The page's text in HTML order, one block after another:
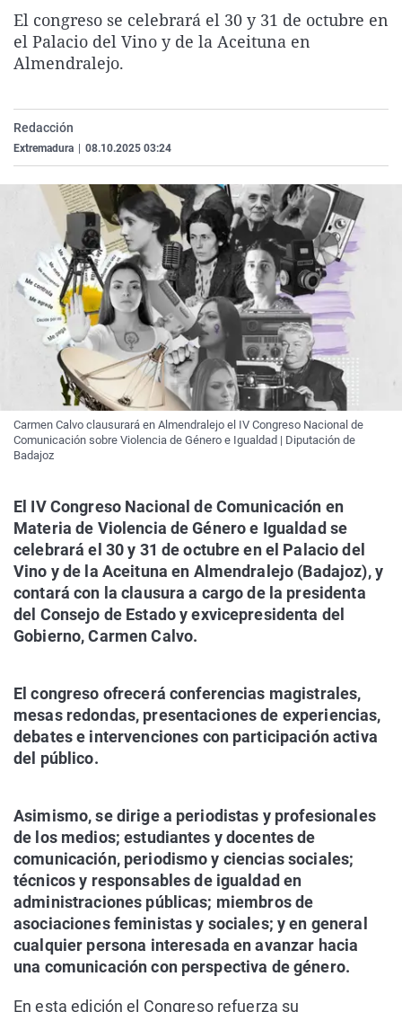
La rosa de los vientos
Gente viajera
Caso
Retornados
Operación Viuda
Extremadura
Galicia
Navarra
Virales
Televisión
El congreso se celebrará el 30 y 31 de octubre en
el Palacio del Vino y de la Aceituna en
Almendralejo.
Redacción
Extremadura 08.10.2025 03:24
Carmen Calvo clausurará en Almendralejo el IV Congreso Nacional de
Comunicación sobre Violencia de Género e Igualdad | Diputación de
Badajoz
El IV Congreso Nacional de Comunicación en
Materia de Violencia de Género e Igualdad se
celebrará el 30 y 31 de octubre en el Palacio del
Vino y de la Aceituna en Almendralejo (Badajoz), y
contará con la clausura a cargo de la presidenta
del Consejo de Estado y exvicepresidenta del
Gobierno, Carmen Calvo.
El congreso ofrecerá conferencias magistrales,
mesas redondas, presentaciones de experiencias,
debates e intervenciones con participación activa
del público.
Asimismo, se dirige a periodistas y profesionales
de los medios; estudiantes y docentes de
comunicación, periodismo y ciencias sociales;
técnicos y responsables de igualdad en
administraciones públicas; miembros de
asociaciones feministas y sociales; y en general
cualquier persona interesada en avanzar hacia
una comunicación con perspectiva de género.
En esta edición el Congreso refuerza su